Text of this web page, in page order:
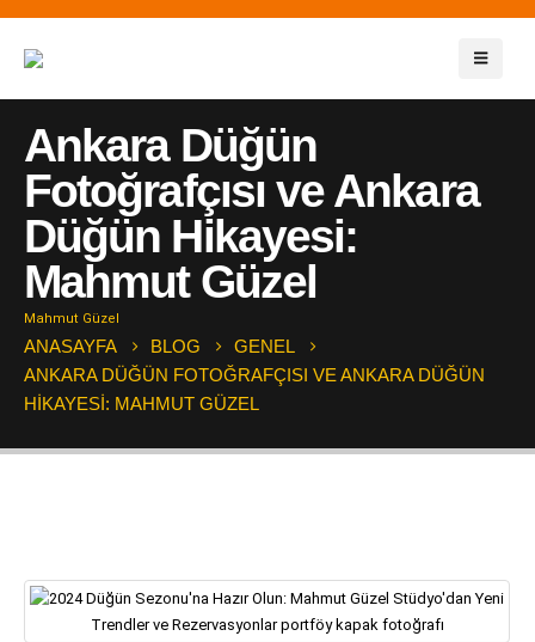
Ankara Düğün
Fotoğrafçısı ve Ankara
Düğün Hikayesi:
Mahmut Güzel
Mahmut Güzel
ANASAYFA BLOG
GENEL
ANKARA DÜĞÜN FOTOĞRAFÇISI VE ANKARA DÜĞÜN
HIKAYESI: MAHMUT GÜZEL